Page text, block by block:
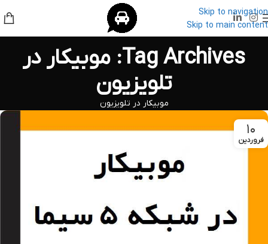
Skip to navigation
Skip to main content
Tag Archives: موبیکار در
تلویزیون
موبیکار در تلویزیون
۱۰
فروردین